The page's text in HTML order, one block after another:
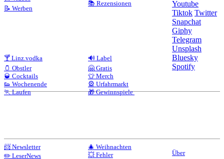
📝 Werben
📚 Rezensionen
🍸 Linz.vodka
🫙 Obstler
🥃 Cocktails
👟 Wochenende
🏃 Laufen
🔊 Label
🤗 Gratis
👕 Merch
🎡 Urfahrmarkt
🎁 Gewinnspiele
📨 Newsletter
✏️ LeserNews
🎄 Weihnachten
💥 Fehler
Youtube
Tiktok Twitter
Snapchat
Giphy
Telegram
Unsplash
Bluesky
Spotify
Über